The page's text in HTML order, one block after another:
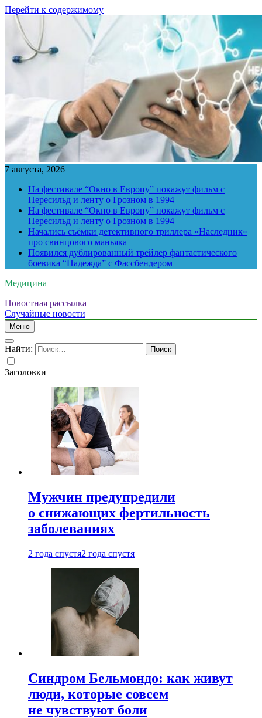
Перейти к содержимому
7 августа, 2026
На фестивале “Окно в Европу” покажут фильм с
Пересильд и ленту о Грозном в 1994
На фестивале “Окно в Европу” покажут фильм с
Пересильд и ленту о Грозном в 1994
Начались съёмки детективного триллера «Наследник»
про свинцового маньяка
Появился дублированный трейлер фантастического
боевика “Надежда” с Фассбендером
Медицина
Новостная рассылка
Случайные новости
Меню
Найти:
Заголовки
Мужчин предупредили
о снижающих фертильность
заболеваниях
2 года спустя2 года спустя
Синдром Бельмондо: как живут
люди, которые совсем
не чувствуют боли